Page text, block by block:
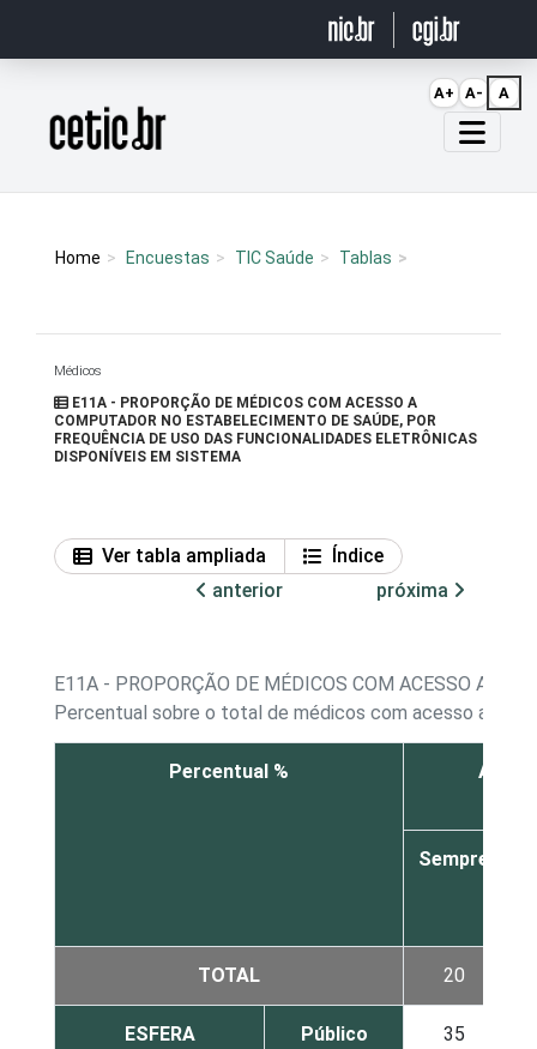
Página inicial
Home Encuestas TIC Saúde Tablas
Médicos
E11A - PROPORÇÃO DE MÉDICOS COM ACESSO A
COMPUTADOR NO ESTABELECIMENTO DE SAÚDE, POR
FREQUÊNCIA DE USO DAS FUNCIONALIDADES ELETRÔNICAS
DISPONÍVEIS EM SISTEMA
Ver tabla ampliada
Índice
anterior
próxima
E11A - PROPORÇÃO DE MÉDICOS COM ACESSO A
Percentual sobre o total de médicos com acesso a
Percentual %
Sempre
TOTAL 20
ESFERA
Público 35
A+ A- A